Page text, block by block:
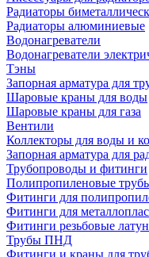
Радиаторы
Радиаторы алюминиевые
Водонагреватели
Водонагреватели
Тэны
Запорная арматура для
Шаровые краны для воды
Шаровые краны для газа
Вентили
Коллекторы для воды и
Запорная арматура для
Трубопроводы и фитинги
Полипропиленовые
Фитинги для
Фитинги для
Фитинги резьбовые
Трубы ПНД
Фитинги и краны для